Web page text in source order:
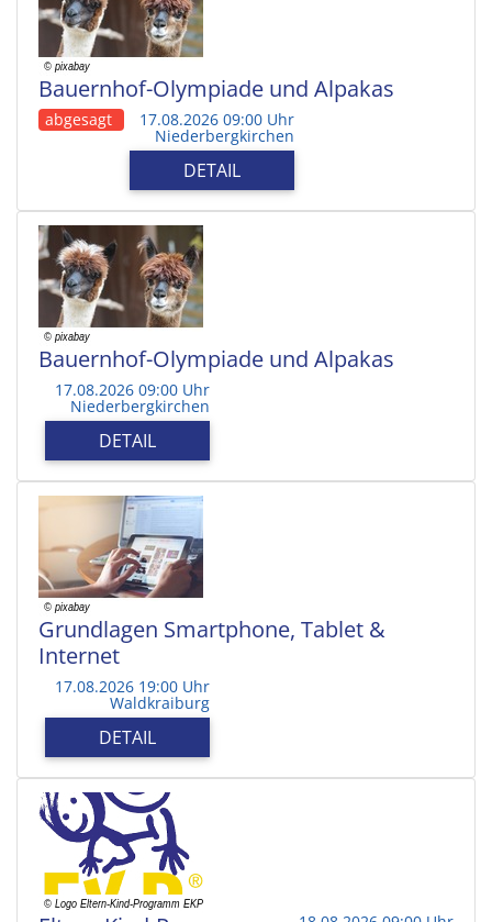
Bauernhof-Olympiade und Alpakas
abgesagt 17.08.2026 09:00 Uhr
Niederbergkirchen
DETAIL
Bauernhof-Olympiade und Alpakas
17.08.2026 09:00 Uhr
Niederbergkirchen
DETAIL
Grundlagen Smartphone, Tablet &
Internet
17.08.2026 19:00 Uhr
Waldkraiburg
DETAIL